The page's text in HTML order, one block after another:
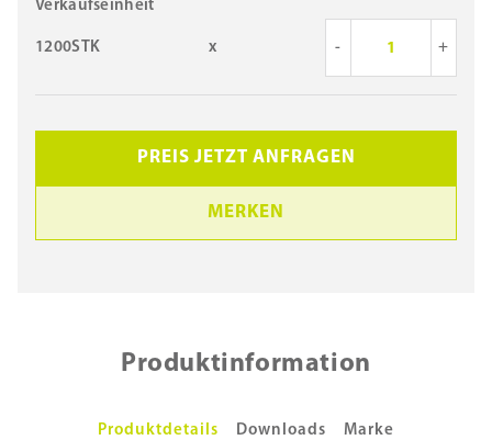
Verkaufseinheit
1200STK x - +
PREIS JETZT ANFRAGEN
MERKEN
Produktinformation
Produktdetails Downloads Marke